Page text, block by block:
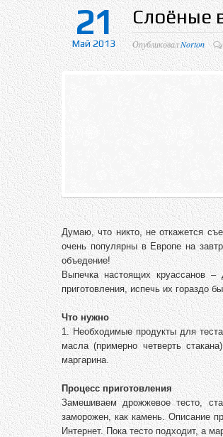
21
Май 2013
Слоёные
ОпубликовалNorton
Думаю, что никто, не откажется
очень популярны в Европе на
объедение!
Выпечка настоящих круассанов
приготовления, испечь их гораздо
Что нужно
1. Необходимые продукты для
масла (примерно четверть
маргарина.
Процесс приготовления
Замешиваем дрожжевое тесто,
заморожен, как камень. Описание
Интернет. Пока тесто подходит, а